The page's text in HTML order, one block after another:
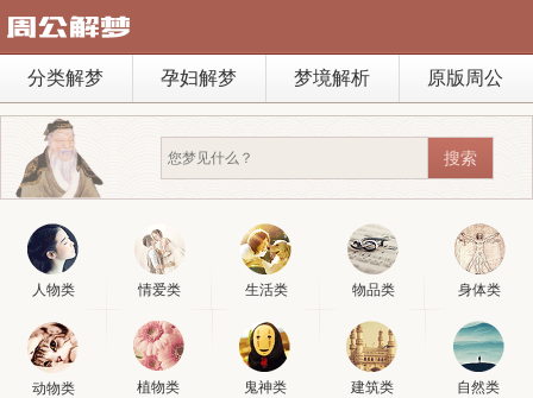
分类解梦 孕妇解梦 梦境解析 原版周公
人物类 情爱类 生活类 物品类 身体类
动物类 植物类 鬼神类 建筑类 自然类